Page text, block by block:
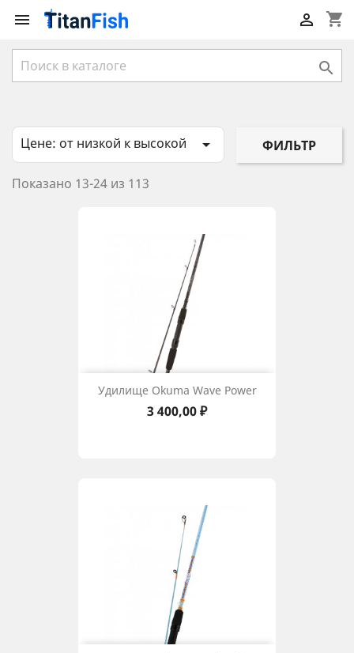
 shopping_cart


Цене: от низкой к высокой  ФИЛЬТР
Показано 13-24 из 113
Удилище Okuma Wave Power
Цена
3 400,00 ₽